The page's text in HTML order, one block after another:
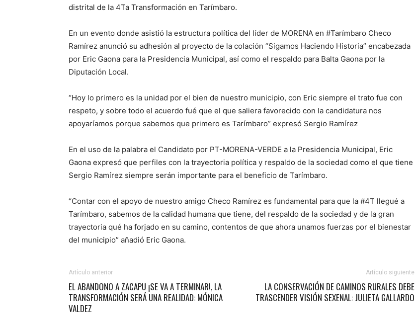
distrital de la 4Ta Transformación en Tarímbaro.
En un evento donde asistió la estructura política del líder de MORENA en #Tarímbaro Checo
Ramírez anunció su adhesión al proyecto de la colación “Sigamos Haciendo Historia” encabezada
por Eric Gaona para la Presidencia Municipal, así como el respaldo para Balta Gaona por la
Diputación Local.
“Hoy lo primero es la unidad por el bien de nuestro municipio, con Eric siempre el trato fue con
respeto, y sobre todo el acuerdo fué que el que saliera favorecido con la candidatura nos
apoyaríamos porque sabemos que primero es Tarímbaro” expresó Sergio Ramírez
En el uso de la palabra el Candidato por PT-MORENA-VERDE a la Presidencia Municipal, Eric
Gaona expresó que perfiles con la trayectoria política y respaldo de la sociedad como el que tiene
Sergio Ramírez siempre serán importante para el beneficio de Tarímbaro.
“Contar con el apoyo de nuestro amigo Checo Ramírez es fundamental para que la #4T llegué a
Tarímbaro, sabemos de la calidad humana que tiene, del respaldo de la sociedad y de la gran
trayectoria qué ha forjado en su camino, contentos de que ahora unamos fuerzas por el bienestar
del municipio” añadió Eric Gaona.
Artículo anterior
EL ABANDONO A ZACAPU ¡SE VA A TERMINAR!, LA
TRANSFORMACIÓN SERÁ UNA REALIDAD: MÓNICA
VALDEZ
Artículo siguiente
LA CONSERVACIÓN DE CAMINOS RURALES DEBE
TRASCENDER VISIÓN SEXENAL: JULIETA GALLARDO